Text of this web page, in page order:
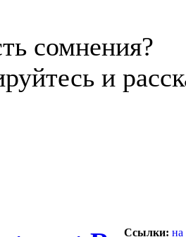
сомнения?
и
Ссылки: на